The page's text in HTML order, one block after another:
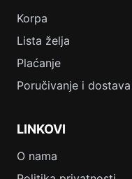
Korpa
Lista želja
Plaćanje
Poručivanje i dostava
LINKOVI
O nama